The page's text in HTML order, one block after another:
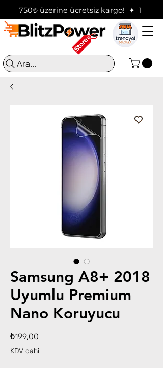
750₺ üzerine ücretsiz kargo!  ✦
Ara...
Samsung A8+ 2018
Uyumlu Premium
Nano Koruyucu
₺199,00
KDV dahil